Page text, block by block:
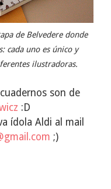
de Belvedere donde
cada uno es único y
ilustradoras.
son de
:D
ídola Aldi al mail
;)